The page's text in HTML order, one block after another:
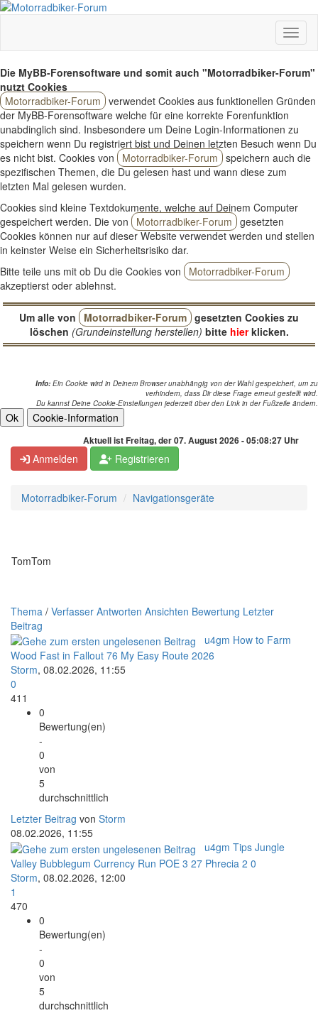
Die MyBB-Forensoftware und somit auch "Motorradbiker-Forum"
nutzt Cookies
Motorradbiker-Forum verwendet Cookies aus funktionellen Gründen
der MyBB-Forensoftware welche für eine korrekte Forenfunktion
unabdinglich sind. Insbesondere um Deine Login-Informationen zu
speichern wenn Du registriert bist und Deinen letzten Besuch wenn Du
es nicht bist. Cookies von
Motorradbiker-Forum speichern auch die
spezifischen Themen, die Du gelesen hast und wann diese zum
letzten Mal gelesen wurden.
Cookies sind kleine Textdokumente, welche auf Deinem Computer
gespeichert werden. Die von
Motorradbiker-Forum gesetzten
Cookies können nur auf dieser Website verwendet werden und stellen
in keinster Weise ein Sicherheitsrisiko dar.
Bitte teile uns mit ob Du die Cookies von
Motorradbiker-Forum
akzeptierst oder ablehnst.
Um alle von Motorradbiker-Forum gesetzten Cookies zu
löschen (Grundeinstellung herstellen) bitte hierklicken.
Info: Ein Cookie wird in Deinem Browser unabhängig von der Wahl gespeichert, um zu
verhindern, dass Dir diese Frage erneut gestellt wird.
Du kannst Deine Cookie-Einstellungen jederzeit über den Link in der Fußzeile ändern.
Aktuell ist Freitag, der 07. August 2026 - 05:08:27 Uhr
Anmelden Registrieren
Motorradbiker-Forum Navigationsgeräte
TomTom
Thema / Verfasser Antworten Ansichten Bewertung Letzter
Beitrag
u4gm How to Farm
Wood Fast in Fallout 76 My Easy Route 2026
Storm, 08.02.2026, 11:55
0
411
0
Bewertung(en)
-
0
von
5
durchschnittlich
Letzter Beitrag von Storm
08.02.2026, 11:55
u4gm Tips Jungle
Valley Bubblegum Currency Run POE 3 27 Phrecia 2 0
Storm, 08.02.2026, 12:00
1
470
0
Bewertung(en)
-
0
von
5
durchschnittlich